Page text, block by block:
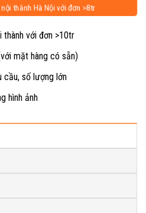
thành Hà Nội với đơn >8tr
thành với đơn >10tr
mặt hàng có sẵn)
cầu, số lượng lớn
hình ảnh